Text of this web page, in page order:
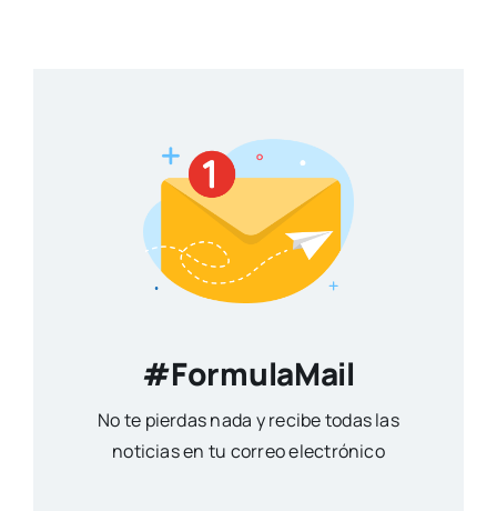
#FormulaMail
No te pierdas nada y recibe todas las
noticias en tu correo electrónico